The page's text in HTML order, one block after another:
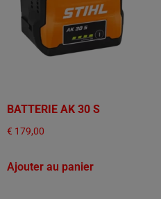
BATTERIE AK 30 S
€ 179,00
Ajouter au panier